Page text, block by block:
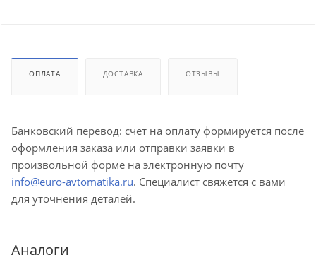
ОПЛАТА ДОСТАВКА ОТЗЫВЫ
Банковский перевод: счет на оплату формируется после
оформления заказа или отправки заявки в
произвольной форме на электронную почту
info@euro-avtomatika.ru. Специалист свяжется с вами
для уточнения деталей.
Аналоги